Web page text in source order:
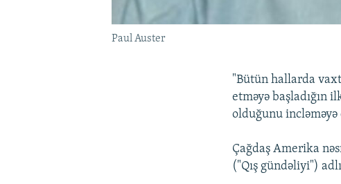
Paul Auster
"Bütün hallarda
etməyə başladığın
olduğunu incləməyə
Çağdaş Amerika
("Qış gündəliyi")